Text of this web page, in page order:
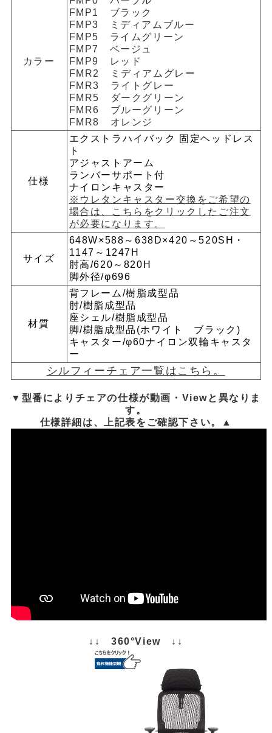
カラー
FMP1 ブラック
FMP3 ミディアムブルー
FMP5 ライムグリーン
FMP7 ベージュ
FMP9 レッド
FMR2 ミディアムグレー
FMR3 ライトグレー
FMR5 ダークグリーン
FMR6 ブルーグリーン
FMR8 オレンジ
仕様
エクストラハイバック 固定ヘッドレス
ト
アジャストアーム
ランバーサポート付
ナイロンキャスター
※ウレタンキャスター交換をご希望の
場合は、こちらをクリックしたご注文
が必要になります。
サイズ
648W×588～638D×420～520SH・
1147～1247H
肘高/620～820H
脚外径/φ696
材質
背フレーム/樹脂成型品
肘/樹脂成型品
座シェル/樹脂成型品
脚/樹脂成型品(ホワイト ブラック)
キャスター/φ60ナイロン双輪キャスタ
ー
シルフィーチェア一覧はこちら。
▼型番によりチェアの仕様が動画・Viewと異なりま
す。
仕様詳細は、上記表をご確認下さい。▲
↓↓ 360°View ↓↓